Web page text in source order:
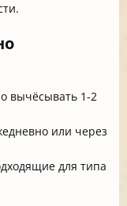
вычёсывать 1-2
или через
для типа